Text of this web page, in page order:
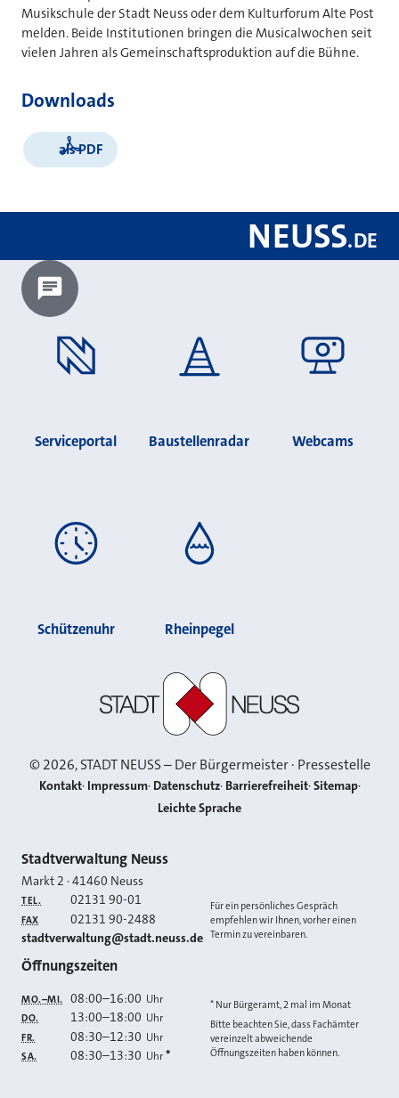
Musikschule der Stadt Neuss oder dem Kulturforum Alte Post
melden. Beide Institutionen bringen die Musicalwochen seit
vielen Jahren als Gemeinschaftsproduktion auf die Bühne.
Downloads
als PDF
NEUSS.DE
Chatbot laden?
Serviceportal Baustellenradar Webcams
Schützenuhr Rheinpegel
©2026, STADT NEUSS – Der Bürgermeister · Pressestelle
Kontakt Impressum Datenschutz Barrierefreiheit Sitemap
Leichte Sprache
Kontakt
Stadtverwaltung Neuss
Markt 2 ·41460 Neuss
TEL. 02131 90-01
FAX 02131 90-2488
E-MAIL
stadtverwaltung@stadt.neuss.de
Für ein persönliches Gespräch
empfehlen wir Ihnen, vorher einen
Termin zu vereinbaren.
Öffnungszeiten
MO.–MI. 08:00–16:00 Uhr
DO. 13:00–18:00 Uhr
FR. 08:30–12:30 Uhr
SA. 08:30–13:30 Uhr *
* Nur Bürgeramt, 2 mal im Monat
Bitte beachten Sie, dass Fachämter
vereinzelt abweichende
Öffnungszeiten haben können.